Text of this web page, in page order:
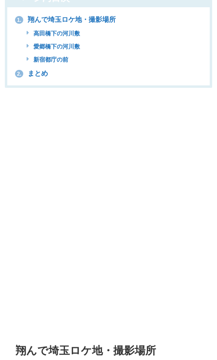
1. 翔んで埼玉ロケ地・撮影場所
高田橋下の河川敷
愛郷橋下の河川敷
新宿都庁の前
2. まとめ
翔んで埼玉ロケ地・撮影場所